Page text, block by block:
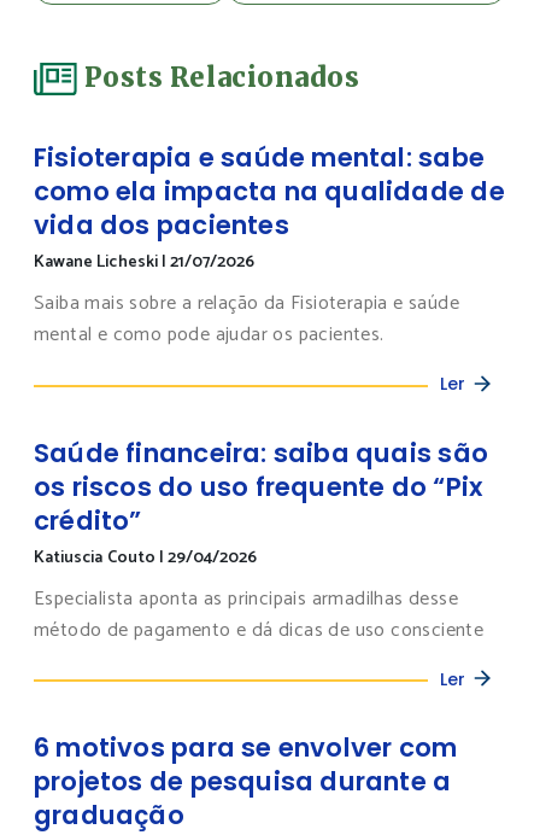
Posts Relacionados
Fisioterapia e saúde mental: sabe
como ela impacta na qualidade de
vida dos pacientes
Kawane Licheski|21/07/2026
Saiba mais sobre a relação da Fisioterapia e saúde
mental e como pode ajudar os pacientes.
Ler
Saúde financeira: saiba quais são
os riscos do uso frequente do “Pix
crédito”
Katiuscia Couto |29/04/2026
Especialista aponta as principais armadilhas desse
método de pagamento e dá dicas de uso consciente
Ler
6 motivos para se envolver com
projetos de pesquisa durante a
graduação